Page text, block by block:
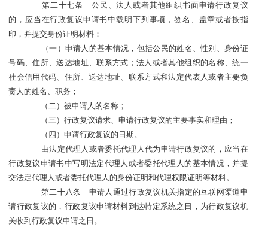
第二十七条 公民、法人或者其他组织书面申请行政复议
的，应当在行政复议申请书中载明下列事项，签名、盖章或者按指
印，并提交身份证明材料：
（一）申请人的基本情况，包括公民的姓名、性别、身份证
号码、住所、送达地址、联系方式；法人或者其他组织的名称、统一
社会信用代码、住所、送达地址、联系方式和法定代表人或者主要负
责人的姓名、职务；
（二）被申请人的名称；
（三）行政复议请求、申请行政复议的主要事实和理由；
（四）申请行政复议的日期。
由法定代理人或者委托代理人代为申请行政复议的，应当在
行政复议申请书中写明法定代理人或者委托代理人的基本情况，并提
交法定代理人或者委托代理人的身份证明和代理权限证明等材料。
第二十八条 申请人通过行政复议机关指定的互联网渠道申
请行政复议的，行政复议申请材料到达特定系统之日，为行政复议机
关收到行政复议申请之日。